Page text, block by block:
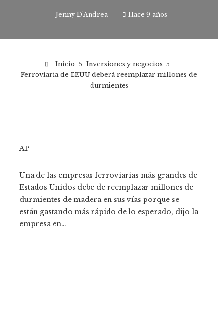
Jenny D'Andrea Hace 9 años
Inicio
Inversiones y negocios
Ferroviaria de EEUU deberá reemplazar millones de
durmientes
AP
Una de las empresas ferroviarias más grandes de
Estados Unidos debe de reemplazar millones de
durmientes de madera en sus vías porque se
están gastando más rápido de lo esperado, dijo la
empresa en…